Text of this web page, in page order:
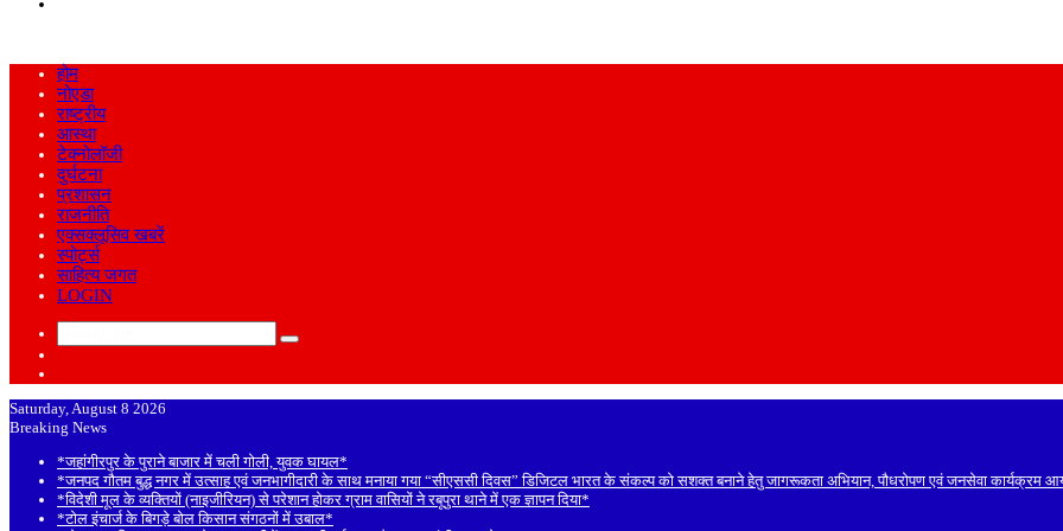
होम
नोएडा
राष्ट्रीय
आस्था
टेक्नोलॉजी
दुर्घटना
प्रशासन
राजनीति
एक्सक्लूसिव खबरें
स्पोर्ट्स
साहित्य जगत
LOGIN
Search
Saturday, August 8 2026
Breaking News
*जहांगीरपुर के पुराने बाजार में चली गोली, युवक घायल*
*जनपद गौतम बुद्ध नगर में उत्साह एवं जनभागीदारी के साथ मनाया गया “सीएससी दिवस” डिजिटल भारत के संकल्प को सशक्त बनाने हेतु जागरूकता अभियान, पौधरोपण एवं जनसेवा कार्यक्रम
*विदेशी मूल के व्यक्तियों (नाइजीरियन) से परेशान होकर ग्राम वासियों ने रबूपुरा थाने में एक ज्ञापन दिया*
*टोल इंचार्ज के बिगड़े बोल किसान संगठनों में उबाल*